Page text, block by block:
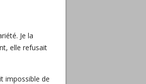
Je la
elle refusait
impossible de